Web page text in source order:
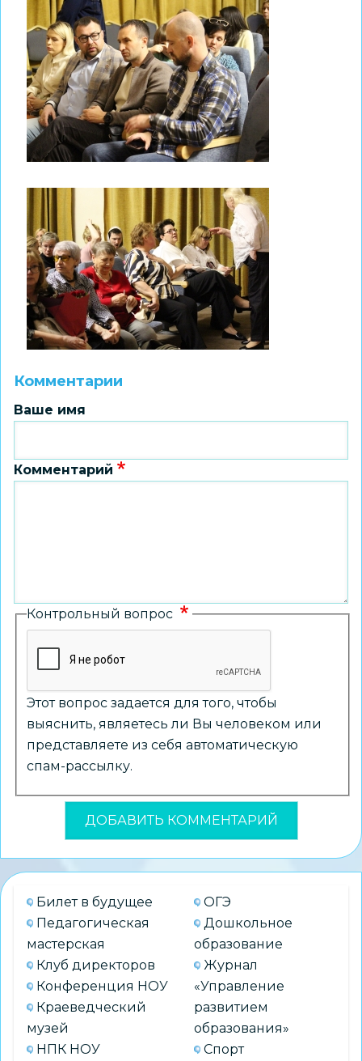
Комментарии
Ваше имя
Комментарий
Контрольный вопрос
Этот вопрос задается для того, чтобы
выяснить, являетесь ли Вы человеком или
представляете из себя автоматическую
спам-рассылку.
Билет в будущее
Педагогическая
мастерская
Клуб директоров
Конференция НОУ
Краеведческий
музей
НПК НОУ
ОГЭ
Дошкольное
образование
Журнал
«Управление
развитием
образования»
Спорт